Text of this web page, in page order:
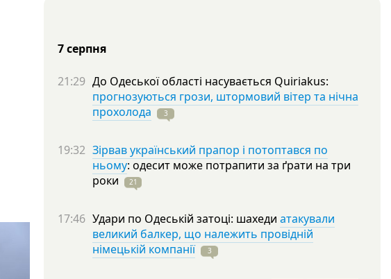
7 серпня
21:29 До Одеської області насувається Quiriakus:
прогнозуються грози, штормовий вітер та нічна
прохолода
3
19:32 Зірвав український прапор і потоптався по
ньому: одесит може потрапити за ґрати на три
роки
21
17:46 Удари по Одеській затоці: шахеди атакували
великий балкер, що належить провідній
німецькій компанії
3